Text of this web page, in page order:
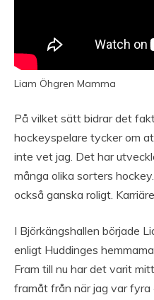
Liam Öhgren Mamma
På vilket sätt bidrar det
hockeyspelare tycker om
inte vet jag. Det har
många olika sorters
också ganska roligt.
I Björkängshallen började
enligt Huddinges
Fram till nu har det varit
framåt från när jag var fyra